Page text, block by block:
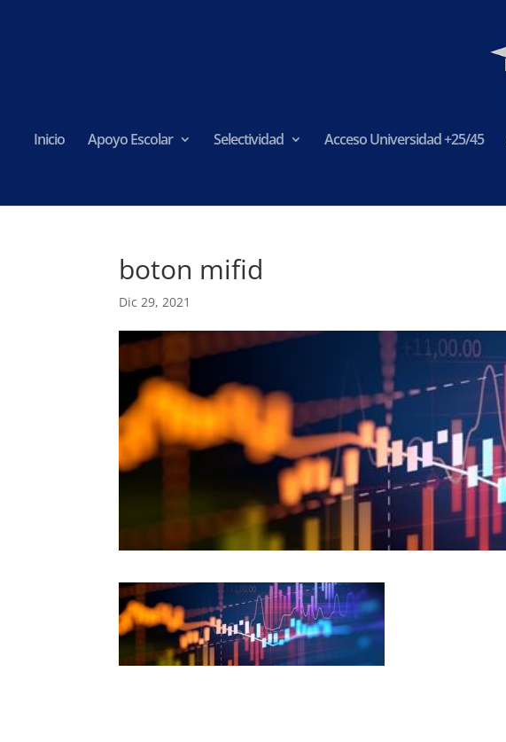
Inicio Apoyo Escolar Selectividad Acceso Universidad +25/45
boton mifid
Dic 29, 2021